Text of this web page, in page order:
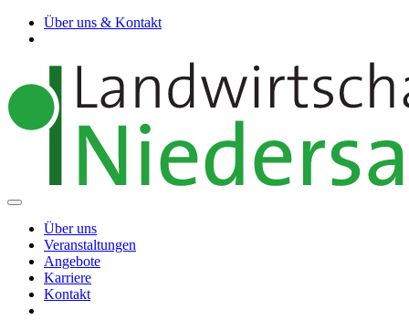
Über uns & Kontakt
Über uns
Veranstaltungen
Angebote
Karriere
Kontakt